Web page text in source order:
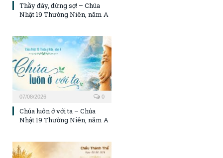
Thầy đây, đừng sợ! – Chúa
Nhật 19 Thường Niên, năm A
07/08/2026 0
Chúa luôn ở với ta – Chúa
Nhật 19 Thường Niên, năm A